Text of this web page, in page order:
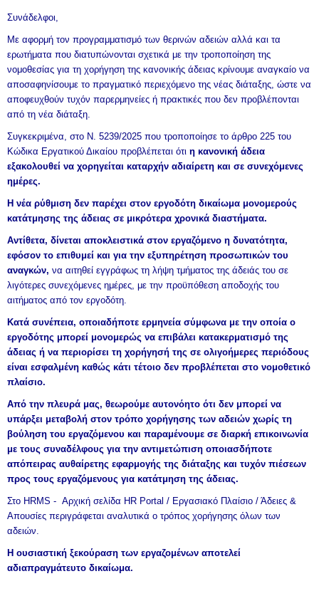
Συνάδελφοι,
Με αφορμή τον προγραμματισμό των θερινών αδειών αλλά και τα
ερωτήματα που διατυπώνονται σχετικά με την τροποποίηση της
νομοθεσίας για τη χορήγηση της κανονικής άδειας κρίνουμε αναγκαίο να
αποσαφηνίσουμε το πραγματικό περιεχόμενο της νέας διάταξης, ώστε να
αποφευχθούν τυχόν παρερμηνείες ή πρακτικές που δεν προβλέπονται
από τη νέα διάταξη.
Συγκεκριμένα, στο Ν. 5239/2025 που τροποποίησε το άρθρο 225 του
Κώδικα Εργατικού Δικαίου προβλέπεται ότι η κανονική άδεια
εξακολουθεί να χορηγείται καταρχήν αδιαίρετη και σε συνεχόμενες
ημέρες.
Η νέα ρύθμιση δεν παρέχει στον εργοδότη δικαίωμα μονομερούς
κατάτμησης της άδειας σε μικρότερα χρονικά διαστήματα.
Αντίθετα, δίνεται αποκλειστικά στον εργαζόμενο η δυνατότητα,
εφόσον το επιθυμεί και για την εξυπηρέτηση προσωπικών του
αναγκών, να αιτηθεί εγγράφως τη λήψη τμήματος της άδειάς του σε
λιγότερες συνεχόμενες ημέρες, με την προϋπόθεση αποδοχής του
αιτήματος από τον εργοδότη.
Κατά συνέπεια, οποιαδήποτε ερμηνεία σύμφωνα με την οποία ο
εργοδότης μπορεί μονομερώς να επιβάλει κατακερματισμό της
άδειας ή να περιορίσει τη χορήγησή της σε ολιγοήμερες περιόδους
είναι εσφαλμένη καθώς κάτι τέτοιο δεν προβλέπεται στο νομοθετικό
πλαίσιο.
Από την πλευρά μας, θεωρούμε αυτονόητο ότι δεν μπορεί να
υπάρξει μεταβολή στον τρόπο χορήγησης των αδειών χωρίς τη
βούληση του εργαζόμενου και παραμένουμε σε διαρκή επικοινωνία
με τους συναδέλφους για την αντιμετώπιση οποιασδήποτε
απόπειρας αυθαίρετης εφαρμογής της διάταξης και τυχόν πιέσεων
προς τους εργαζόμενους για κατάτμηση της άδειας.
Στο HRMS - Αρχική σελίδα HR Portal / Εργασιακό Πλαίσιο / Άδειες &
Απουσίες περιγράφεται αναλυτικά ο τρόπος χορήγησης όλων των
αδειών.
Η ουσιαστική ξεκούραση των εργαζομένων αποτελεί
αδιαπραγμάτευτο δικαίωμα.